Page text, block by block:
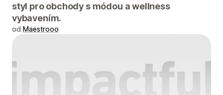
styl pro obchody s módou a wellness
vybavením.
od Maestrooo